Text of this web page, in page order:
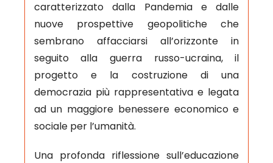
caratterizzato dalla Pandemia e dalle
nuove prospettive geopolitiche che
sembrano affacciarsi all’orizzonte in
seguito alla guerra russo-ucraina, il
progetto e la costruzione di una
democrazia più rappresentativa e legata
ad un maggiore benessere economico e
sociale per l’umanità.
Una profonda riflessione sull’educazione